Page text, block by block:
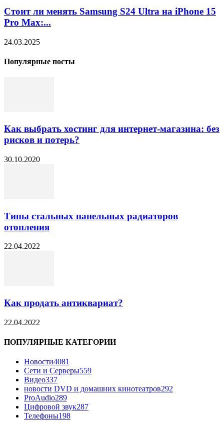
Стоит ли менять Samsung S24 Ultra на iPhone 15
Pro Max:...
24.03.2025
Популярные посты
Как выбрать хостинг для интернет-магазина: без
рисков и потерь?
30.10.2020
Типы стальных панельных радиаторов
отопления
22.04.2022
Как продать антиквариат?
22.04.2022
ПОПУЛЯРНЫЕ КАТЕГОРИИ
Новости4081
Сети и Серверы559
Видео337
новости DVD и домашних кинотеатров292
ProAudio289
Цифровой звук287
Телефоны198